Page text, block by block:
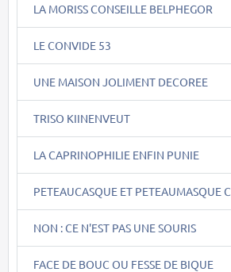
LA MORISS CONSEILLE BELPHEGOR
LE CONVIDE 53
UNE MAISON JOLIMENT DECOREE
TRISO KIINENVEUT
LA CAPRINOPHILIE ENFIN PUNIE
PETEAUCASQUE ET PETEAUMASQUE C
NON : CE N'EST PAS UNE SOURIS
FACE DE BOUC OU FESSE DE BIQUE